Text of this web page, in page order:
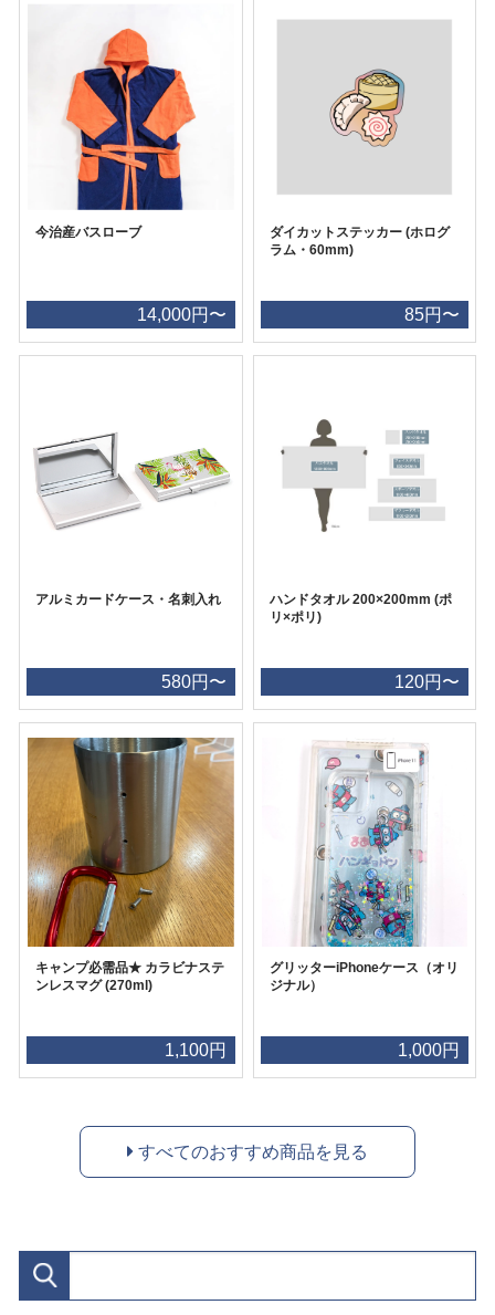
今治産バスローブ
14,000円〜
ダイカットステッカー (ホログ
ラム・60mm)
85円〜
アルミカードケース・名刺入れ
580円〜
ハンドタオル 200×200mm (ポ
リ×ポリ)
120円〜
キャンプ必需品★ カラビナステ
ンレスマグ (270ml)
1,100円
グリッターiPhoneケース（オリ
ジナル）
1,000円
すべてのおすすめ商品を見る